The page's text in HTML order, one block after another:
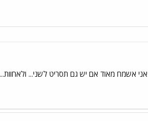
אשמח מאוד אם יש גם תסריט לשני...